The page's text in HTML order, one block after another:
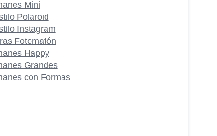
Mini
Polaroid
Instagram
Fotomatón
Happy
Grandes
con Formas